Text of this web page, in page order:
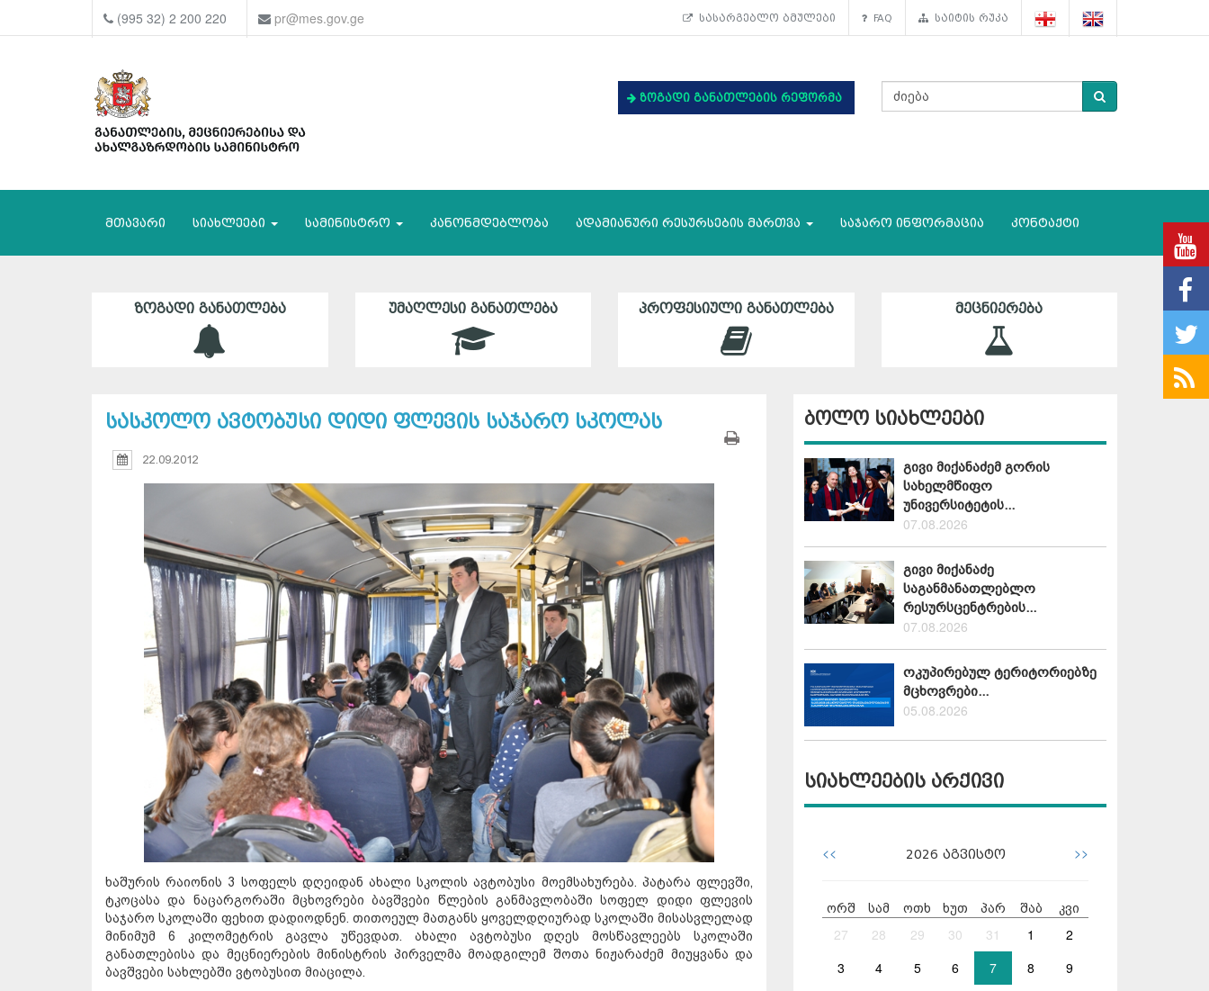
(995 32) 2 200 220 pr@mes.gov.ge სასარგებლო ბმულები FAQ საიტის რუკა
ზოგადი განათლების რეფორმა
მთავარი სიახლეები სამინისტრო კანონმდებლობა ადამიანური რესურსების მართვა საჯარო ინფორმაცია კონტაქტი
ᲖᲝᲒᲐᲓᲘ ᲒᲐᲜᲐᲗᲚᲔᲑᲐ ᲣᲛᲐᲦᲚᲔᲡᲘ ᲒᲐᲜᲐᲗᲚᲔᲑᲐ ᲞᲠᲝᲤᲔᲡᲘᲣᲚᲘ ᲒᲐᲜᲐᲗᲚᲔᲑᲐ ᲛᲔᲪᲜᲘᲔᲠᲔᲑᲐ
სასკოლო ავტობუსი დიდი ფლევის საჯარო სკოლას
22.09.2012
ხაშურის რაიონის 3 სოფელს დღეიდან ახალი სკოლის ავტობუსი მოემსახურება. პატარა ფლევში,
ტკოცასა და ნაცარგორაში მცხოვრები ბავშვები წლების განმავლობაში სოფელ დიდი ფლევის
საჯარო სკოლაში ფეხით დადიოდნენ. თითოეულ მათგანს ყოველდღიურად სკოლაში მისასვლელად
მინიმუმ 6 კილომეტრის გავლა უწევდათ. ახალი ავტობუსი დღეს მოსწავლეებს სკოლაში
განათლებისა და მეცნიერების მინისტრის პირველმა მოადგილემ შოთა ნიჟარაძემ მიუყვანა და
ბავშვები სახლებში ვტობუსით მიაცილა.
ბოლო სიახლეები
გივი მიქანაძემ გორის
სახელმწიფო
უნივერსიტეტის...
07.08.2026
გივი მიქანაძე
საგანმანათლებლო
რესურსცენტრების...
07.08.2026
ოკუპირებულ ტერიტორიებზე
მცხოვრები...
05.08.2026
სიახლეების არქივი
<< 2026 აგვისტო >>
ორშ სამ ოთხ ხუთ პარ შაბ კვი
27 28 29 30 31 1
2
3
4 5 6 7 8
9